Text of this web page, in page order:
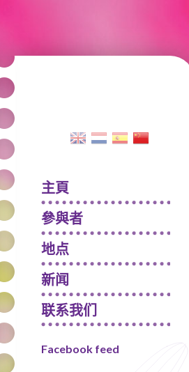
主頁
參與者
地点
新闻
联系我们
Facebook feed